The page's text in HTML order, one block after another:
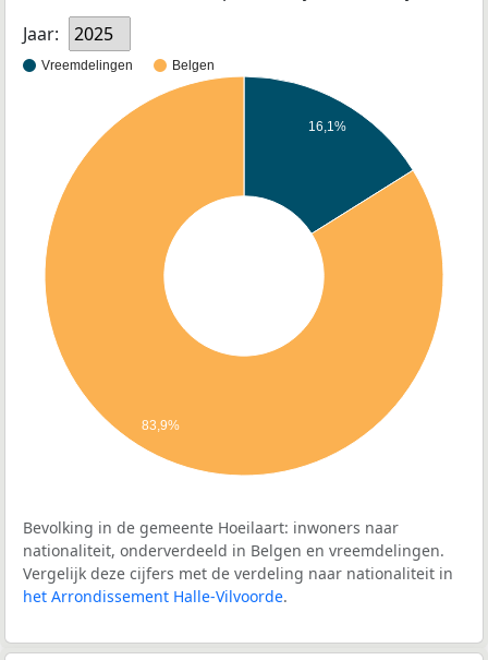
Jaar:
2025
Vreemdelingen Belgen
16,1%
83,9%
Bevolking in de gemeente Hoeilaart: inwoners naar
nationaliteit, onderverdeeld in Belgen en vreemdelingen.
Vergelijk deze cijfers met de verdeling naar nationaliteit in
het Arrondissement Halle-Vilvoorde.